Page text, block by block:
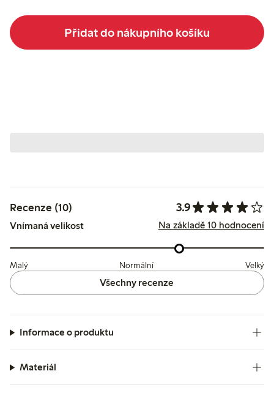
Přidat do nákupního košíku
Recenze (10) 3.9
Vnímaná velikost Na základě 10 hodnocení
Malý Normální Velký
Všechny recenze
Informace o produktu
Materiál